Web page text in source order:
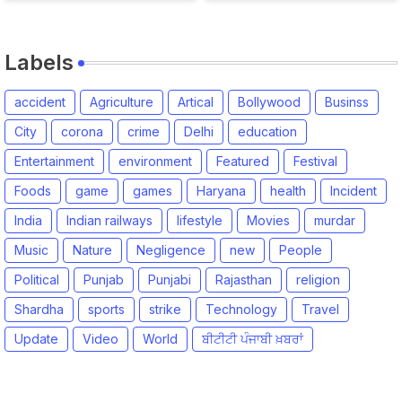
Labels
accident Agriculture Artical Bollywood
Businss
City
corona crime Delhi
education
Entertainment
environment Featured
Festival
Foods
game games Haryana health
Incident
India
Indian railways lifestyle Movies
murdar
Music
Nature Negligence new
People
Political
Punjab Punjabi Rajasthan
religion
Shardha
sports strike Technology
Travel
Update
Video World ਬੀਟੀਟੀ ਪੰਜਾਬੀ ਖ਼ਬਰਾਂ